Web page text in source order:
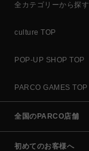
全カテゴリーから探す
culture TOP
POP-UP SHOP TOP
PARCO GAMES TOP
全国のPARCO店舗
初めてのお客様へ